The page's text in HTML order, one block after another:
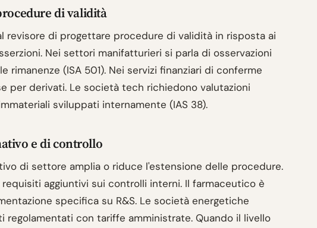
di validità
revisore di progettare procedure di validità in risposta ai
Nei settori manifatturieri si parla di osservazioni
rimanenze (ISA 501). Nei servizi finanziari di conferme
per derivati. Le società tech richiedono valutazioni
sviluppati internamente (IAS 38).
e di controllo
di settore amplia o riduce l'estensione delle procedure.
aggiuntivi sui controlli interni. Il farmaceutico è
specifica su R&S. Le società energetiche
regolamentati con tariffe amministrate. Quando il livello